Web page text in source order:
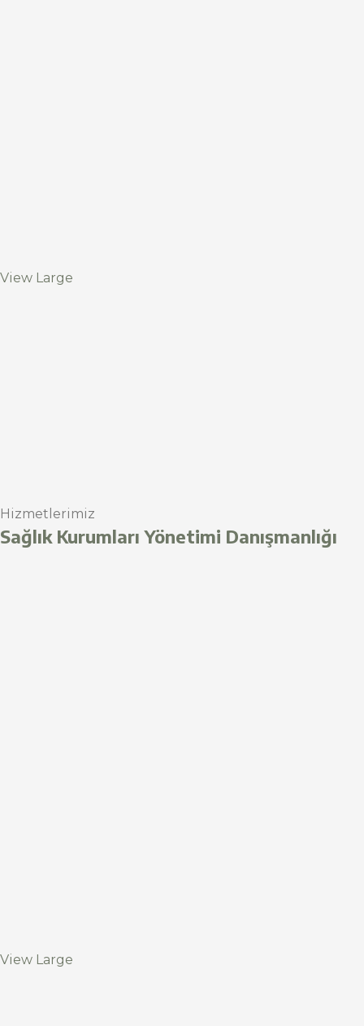
View Large
Hizmetlerimiz
Sağlık Kurumları Yönetimi Danışmanlığı
View Large